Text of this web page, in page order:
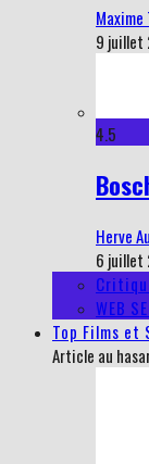
Maxime
9 juillet
4.5
Herve
6 juillet
WEB
Top Films et
Article au